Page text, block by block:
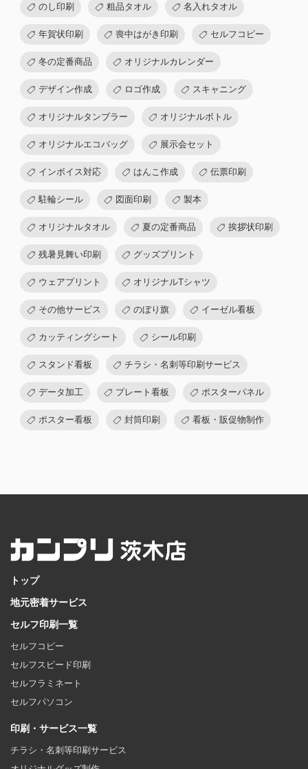
のし印刷 粗品タオル 名入れタオル
年賀状印刷 喪中はがき印刷 セルフコピー
冬の定番商品 オリジナルカレンダー
デザイン作成 ロゴ作成 スキャニング
オリジナルタンブラー オリジナルボトル
オリジナルエコバッグ 展示会セット
インボイス対応 はんこ作成 伝票印刷
駐輪シール 図面印刷 製本
オリジナルタオル 夏の定番商品 挨拶状印刷
残暑見舞い印刷 グッズプリント
ウェアプリント オリジナルTシャツ
その他サービス のぼり旗 イーゼル看板
カッティングシート シール印刷
スタンド看板 チラシ・名刺等印刷サービス
データ加工 プレート看板 ポスターパネル
ポスター看板 封筒印刷 看板・販促物制作
トップ
地元密着サービス
セルフ印刷一覧
セルフコピー
セルフスピード印刷
セルフラミネート
セルフパソコン
印刷・サービス一覧
チラシ・名刺等印刷サービス